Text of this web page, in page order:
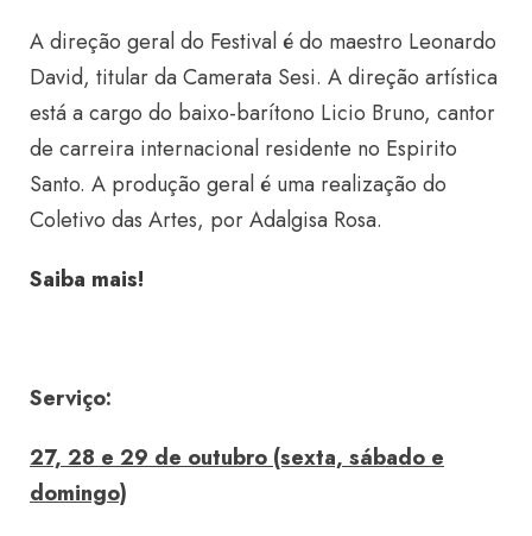
A direção geral do Festival é do maestro Leonardo
David, titular da Camerata Sesi. A direção artística
está a cargo do baixo-barítono Licio Bruno, cantor
de carreira internacional residente no Espirito
Santo. A produção geral é uma realização do
Coletivo das Artes, por Adalgisa Rosa.
Saiba mais!
Serviço:
27, 28 e 29 de outubro (sexta, sábado e
domingo)